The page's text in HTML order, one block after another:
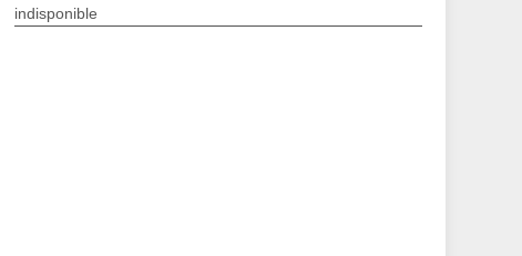
indisponible